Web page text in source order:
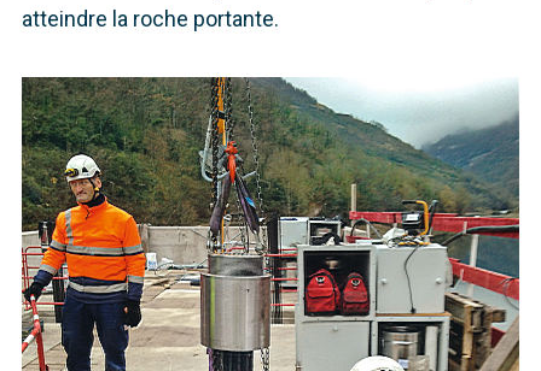
atteindre la roche portante.